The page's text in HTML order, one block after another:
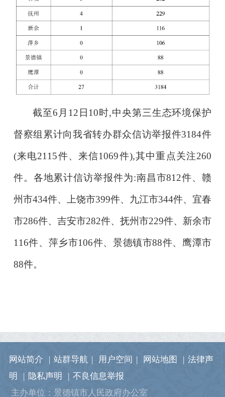
截至6月12日10时,中央第三生态环境保护
督察组累计向我省转办群众信访举报件3184件
(来电2115件、来信1069件),其中重点关注260
件。各地累计信访举报件为:南昌市812件、赣
州市434件、上饶市399件、九江市344件、宜春
市286件、吉安市282件、抚州市229件、新余市
116件、萍乡市106件、景德镇市88件、鹰潭市
88件。
网站简介 | 站群导航 | 用户空间 | 网站地图 | 法律声
明
| 隐私声明 | 不良信息举报
主办单位：景德镇市人民政府办公室